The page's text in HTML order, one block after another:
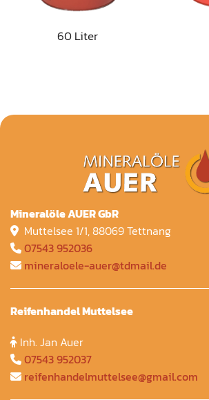
60 Liter
Mineralöle AUER GbR
 Muttelsee 1/1, 88069 Tettnang
 07543 952036
 mineraloele-auer@tdmail.de
Reifenhandel Muttelsee
 Inh. Jan Auer
 07543 952037
 reifenhandelmuttelsee@gmail.com